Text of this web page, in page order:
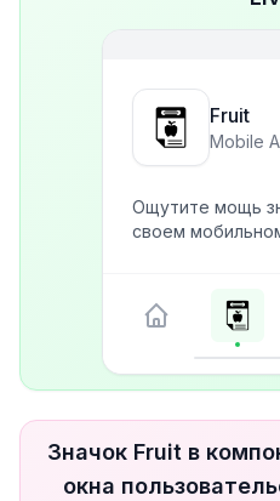
Fruit
Mobile
Ощутите мощь
своем
Значок Fruit в
окна